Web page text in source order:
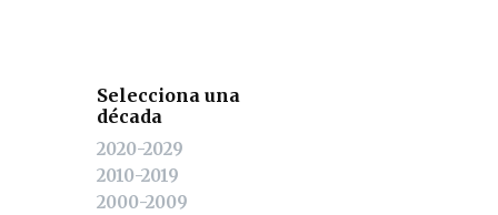
Selecciona una
década
2020-2029
2010-2019
2000-2009